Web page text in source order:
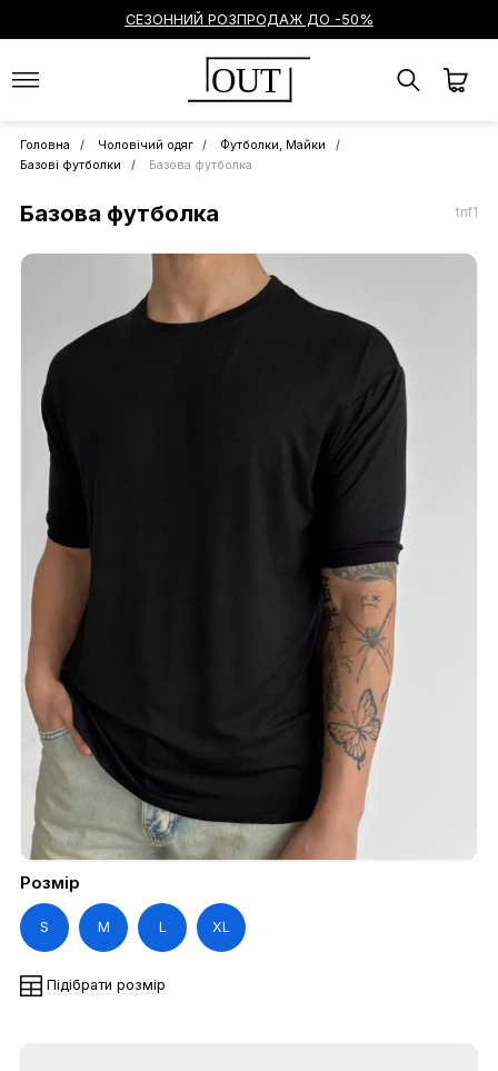
СЕЗОННИЙ РОЗПРОДАЖ ДО -50%
OUT
Головна Чоловічий одяг
Футболки, Майки
Базові футболки
Базова футболка
Базова футболка tnf1
Розмір
S M L XL
Підібрати розмір